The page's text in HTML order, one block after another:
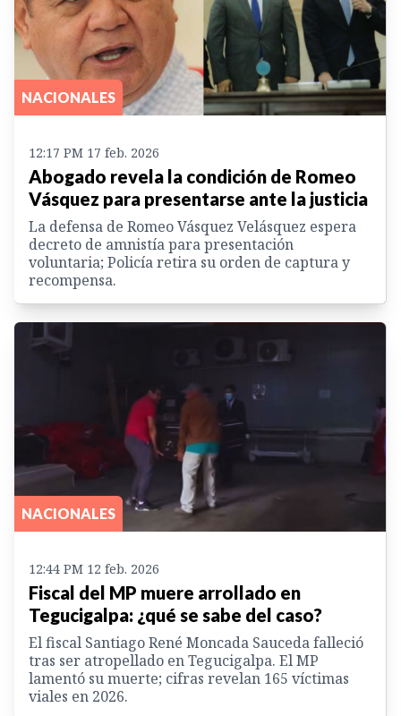
NACIONALES
12:17 PM 17 feb. 2026
Abogado revela la condición de Romeo
Vásquez para presentarse ante la justicia
La defensa de Romeo Vásquez Velásquez espera
decreto de amnistía para presentación
voluntaria; Policía retira su orden de captura y
recompensa.
NACIONALES
12:44 PM 12 feb. 2026
Fiscal del MP muere arrollado en
Tegucigalpa: ¿qué se sabe del caso?
El fiscal Santiago René Moncada Sauceda falleció
tras ser atropellado en Tegucigalpa. El MP
lamentó su muerte; cifras revelan 165 víctimas
viales en 2026.